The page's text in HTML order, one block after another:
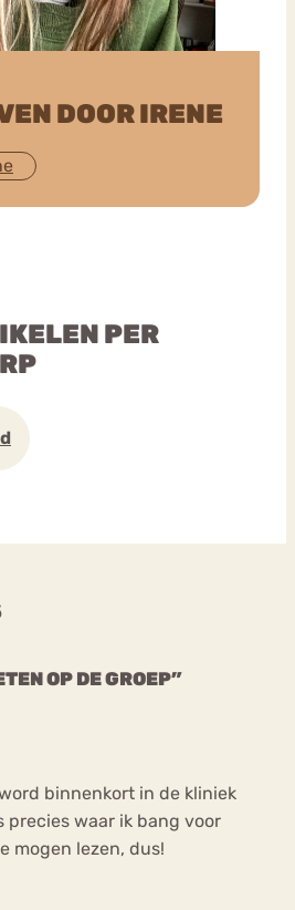
DOOR IRENE
PER
OP DE GROEP”
binnenkort in de kliniek
precies waar ik bang voor
mogen lezen, dus!